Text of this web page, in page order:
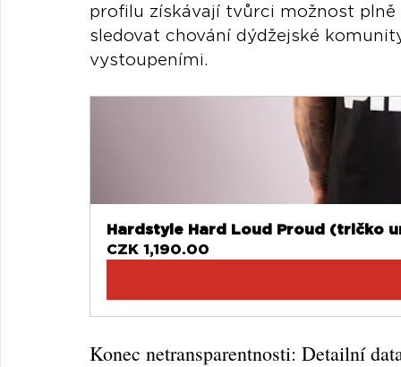
profilu získávají tvůrci možnost
sledovat chování dýdžejské
vystoupeními.
Hardstyle Hard Loud Proud (tričko
CZK 1,190.00
Konec netransparentnosti: Detailní